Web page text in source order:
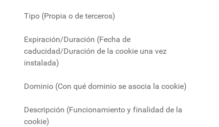
Tipo (Propia o de terceros)
Expiración/Duración (Fecha de
caducidad/Duración de la cookie una vez
instalada)
Dominio (Con qué dominio se asocia la cookie)
Descripción (Funcionamiento y finalidad de la
cookie)